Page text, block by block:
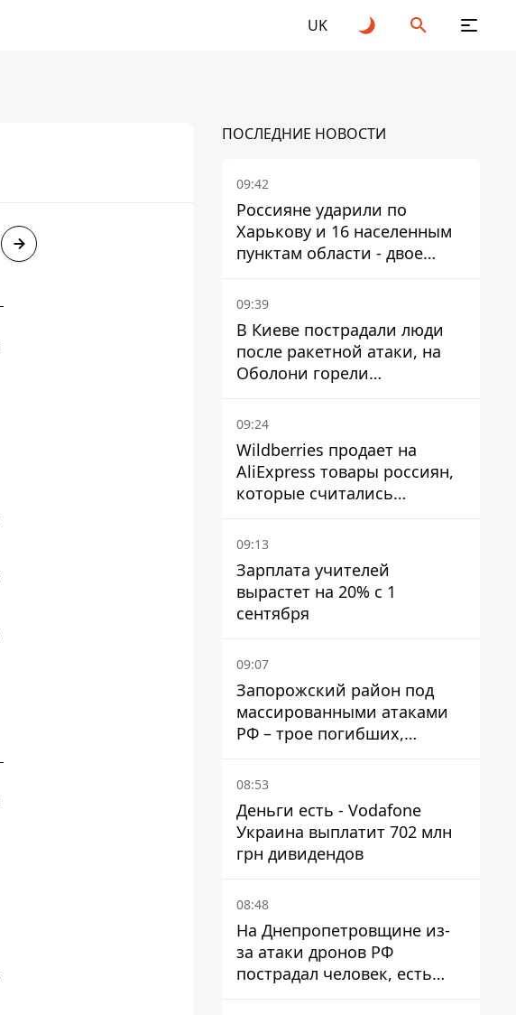
UK
2025
ПОСЛЕДНИЕ НОВОСТИ
09:42
Россияне ударили по
Харькову и 16 населенным
пунктам области - двое
погибших
09:39
В Киеве пострадали люди
после ракетной атаки, на
Оболони горели
резервуары с топливом
09:24
Wildberries продает на
AliExpress товары россиян,
которые считались
уничтоженными на складах
09:13
Зарплата учителей
вырастет на 20% с 1
сентября
09:07
Запорожский район под
массированными атаками
РФ – трое погибших,
четверо раненых
08:53
Деньги есть - Vodafone
Украина выплатит 702 млн
грн дивидендов
08:48
На Днепропетровщине из-
за атаки дронов РФ
пострадал человек, есть
пожары и повреждения